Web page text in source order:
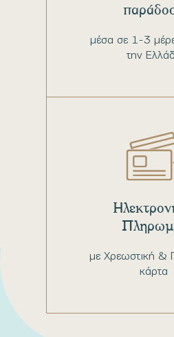
μέσα σε 1-3
την
με Χρεωστική &
κάρτα